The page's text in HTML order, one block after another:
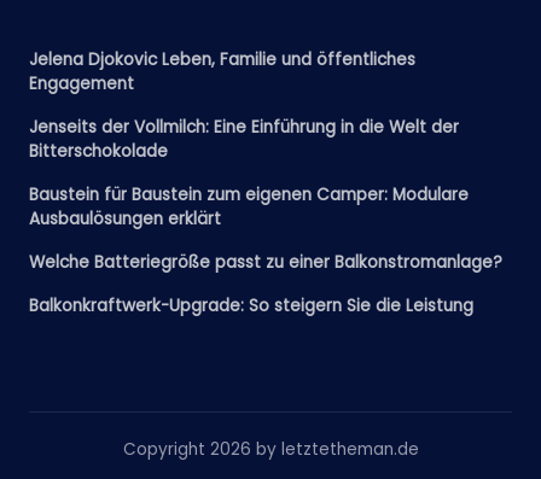
Jelena Djokovic Leben, Familie und öffentliches
Engagement
Jenseits der Vollmilch: Eine Einführung in die Welt der
Bitterschokolade
Baustein für Baustein zum eigenen Camper: Modulare
Ausbaulösungen erklärt
Welche Batteriegröße passt zu einer Balkonstromanlage?
Balkonkraftwerk-Upgrade: So steigern Sie die Leistung
Copyright 2026 by letztetheman.de